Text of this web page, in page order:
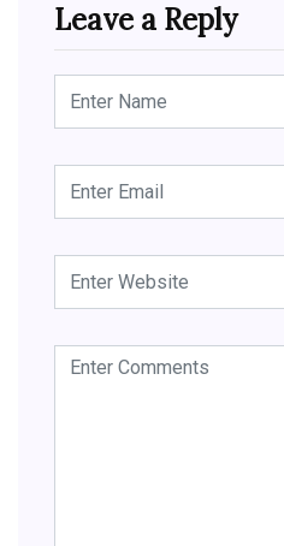
Leave a Reply